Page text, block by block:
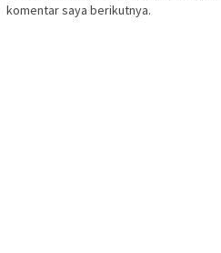
komentar saya berikutnya.